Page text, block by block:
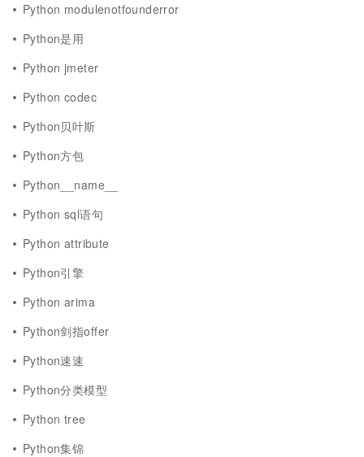
Python modulenotfounderror
Python是用
Python jmeter
Python codec
Python贝叶斯
Python方包
Python__name__
Python sql语句
Python attribute
Python引擎
Python arima
Python剑指offer
Python速速
Python分类模型
Python tree
Python集锦